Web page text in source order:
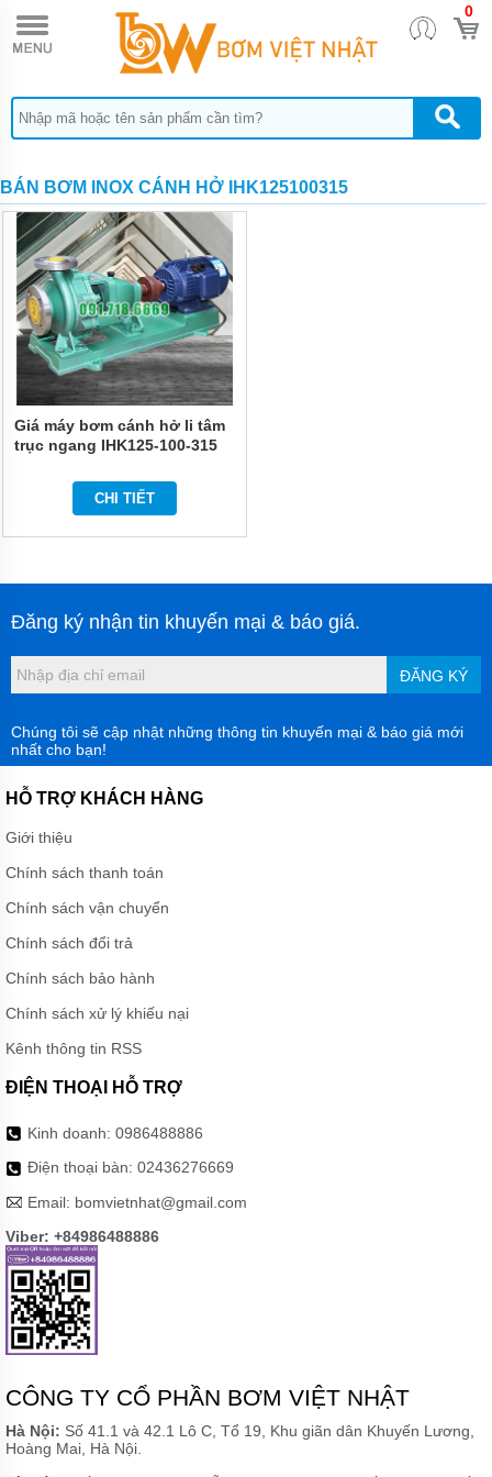
0
TRANG
CHỦ
BƠM
HÓA
CHẤT
ĐỊNH
LƯỢNG
HÓA
CHẤT
BƠM
HÓA
CHẤT
THÙNG
PHUY
QUẠT
THỔI
KHÍ
CHẤT
BƠM
RĂNG
THỦY
BƠM
TRUYỀN
NHIỆT
BƠM
CHÌM
THẢI
MÁY
HÓA
MÁY
BƠM
NƯỚC
MÁY
KHÍ
PHỤ
KIỆN
BƠM
MÁY
CÔNG
NGHIỆP
GIỚI
THIỆU
SẢN
PHẨM
LIÊN
HỆ
BÁN BƠM INOX CÁNH HỞ IHK125100315
Giá máy bơm cánh hở li tâm
trục ngang IHK125-100-315
CHI TIẾT
Đăng ký nhận tin khuyến mại & báo giá.
ĐĂNG KÝ
Chúng tôi sẽ cập nhật những thông tin khuyến mại & báo giá mới
nhất cho bạn!
HỖ TRỢ KHÁCH HÀNG
Giới thiệu
Chính sách thanh toán
Chính sách vận chuyển
Chính sách đổi trả
Chính sách bảo hành
Chính sách xử lý khiếu nại
Kênh thông tin RSS
ĐIỆN THOẠI HỖ TRỢ
Kinh doanh: 0986488886
Điện thoại bàn: 02436276669
Email: bomvietnhat@gmail.com
Viber: +84986488886
CÔNG TY CỔ PHẦN BƠM VIỆT NHẬT
Hà Nội: Số 41.1 và 42.1 Lô C, Tổ 19, Khu giãn dân Khuyến Lương,
Hoàng Mai, Hà Nội.